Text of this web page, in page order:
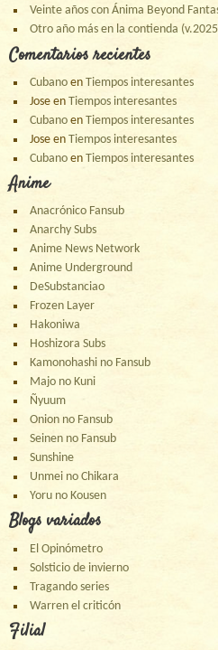
Veinte años con Ánima Beyond
Otro año más en la contienda
Comentarios recientes
Cubano enTiempos interesantes
Jose enTiempos interesantes
Cubano enTiempos interesantes
Jose enTiempos interesantes
Cubano enTiempos interesantes
Anime
Anacrónico Fansub
Anarchy Subs
Anime News Network
Anime Underground
DeSubstanciao
Frozen Layer
Hakoniwa
Hoshizora Subs
Kamonohashi no Fansub
Majo no Kuni
Ñyuum
Onion no Fansub
Seinen no Fansub
Sunshine
Unmei no Chikara
Yoru no Kousen
Blogs variados
El Opinómetro
Solsticio de invierno
Tragando series
Warren el criticón
Filial